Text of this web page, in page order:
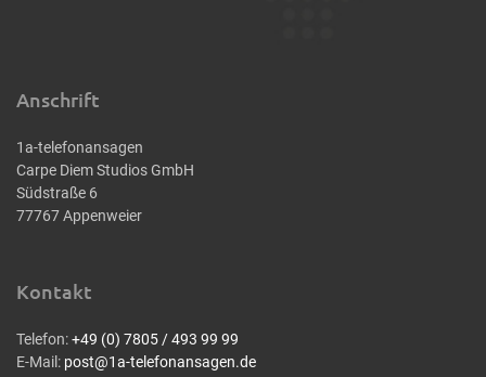
Anschrift
1a-telefonansagen
Carpe Diem Studios GmbH
Südstraße 6
77767 Appenweier
Kontakt
Telefon:+49 (0) 7805 / 493 99 99
E-Mail: post@1a-telefonansagen.de